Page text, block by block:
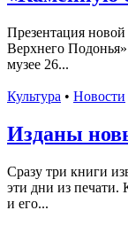
Презентация
Верхнего
музее 26...
Культура • Новости
Изданы
Сразу три книги
эти дни из
и его...